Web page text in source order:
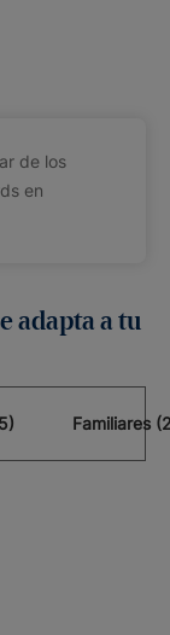
de los
en
adapta a tu
Familiares